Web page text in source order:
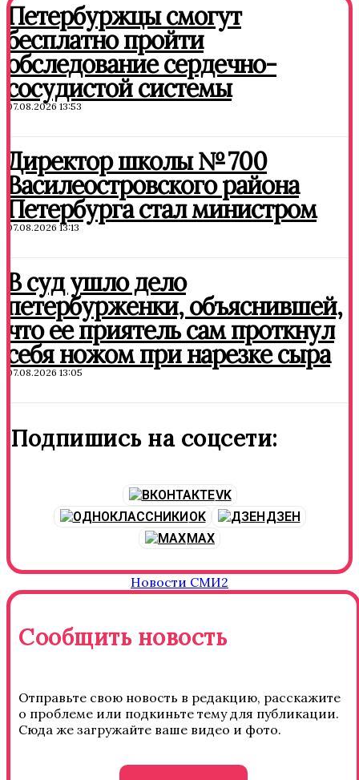
Петербуржцы смогут
бесплатно пройти
обследование сердечно-
сосудистой системы
07.08.2026 13:53
Директор школы № 700
Василеостровского района
Петербурга стал министром
07.08.2026 13:13
В суд ушло дело
петербурженки, объяснившей,
что ее приятель сам проткнул
себя ножом при нарезке сыра
07.08.2026 13:05
Подпишись на соцсети:
VK
OK
ДЗЕН
MAX
Новости СМИ2
Сообщить новость
Отправьте свою новость в редакцию, расскажите
о проблеме или подкиньте тему для публикации.
Сюда же загружайте ваше видео и фото.